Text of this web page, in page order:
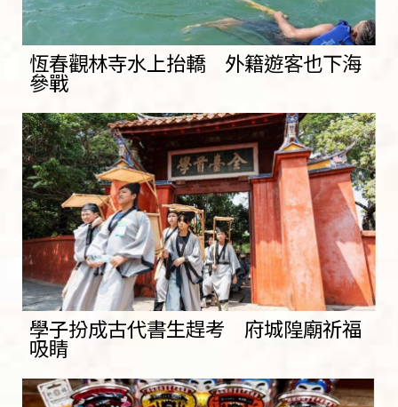
恆春觀林寺水上抬轎 外籍遊客也下海
參戰
學子扮成古代書生趕考 府城隍廟祈福
吸睛